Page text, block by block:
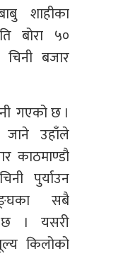
शाहीका
बोरा ५०
बजार
गएको छ ।
उहाँले
काठमाण्डौ
पुर्याउन
सबै
छ । यसरी
किलोको